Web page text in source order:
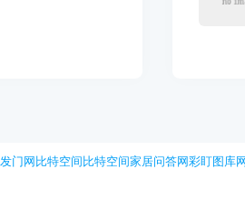
发门网比特空间比特空间家居问答网彩盯图库